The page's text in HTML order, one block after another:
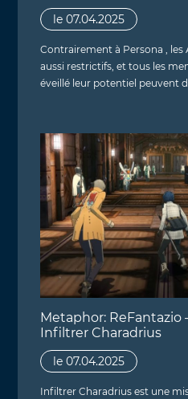
le 07.04.2025
Contrairement à Persona , les
aussi restrictifs, et tous les
éveillé leur potentiel peuvent
Metaphor: ReFantazio
Infiltrer Charadrius
le 07.04.2025
Infiltrer Charadrius est une